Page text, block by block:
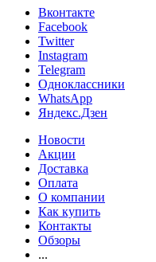
Вконтакте
Facebook
Twitter
Instagram
Telegram
Одноклассники
WhatsApp
Яндекс.Дзен
Новости
Акции
Доставка
Оплата
О компании
Как купить
Контакты
Обзоры
...